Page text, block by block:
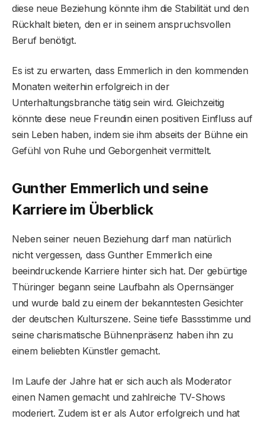
diese neue Beziehung könnte ihm die Stabilität und den
Rückhalt bieten, den er in seinem anspruchsvollen
Beruf benötigt.
Es ist zu erwarten, dass Emmerlich in den kommenden
Monaten weiterhin erfolgreich in der
Unterhaltungsbranche tätig sein wird. Gleichzeitig
könnte diese neue Freundin einen positiven Einfluss auf
sein Leben haben, indem sie ihm abseits der Bühne ein
Gefühl von Ruhe und Geborgenheit vermittelt.
Gunther Emmerlich und seine
Karriere im Überblick
Neben seiner neuen Beziehung darf man natürlich
nicht vergessen, dass Gunther Emmerlich eine
beeindruckende Karriere hinter sich hat. Der gebürtige
Thüringer begann seine Laufbahn als Opernsänger
und wurde bald zu einem der bekanntesten Gesichter
der deutschen Kulturszene. Seine tiefe Bassstimme und
seine charismatische Bühnenpräsenz haben ihn zu
einem beliebten Künstler gemacht.
Im Laufe der Jahre hat er sich auch als Moderator
einen Namen gemacht und zahlreiche TV-Shows
moderiert. Zudem ist er als Autor erfolgreich und hat